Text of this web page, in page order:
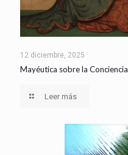
12 diciembre, 2025
Mayéutica sobre la Conciencia
Leer más